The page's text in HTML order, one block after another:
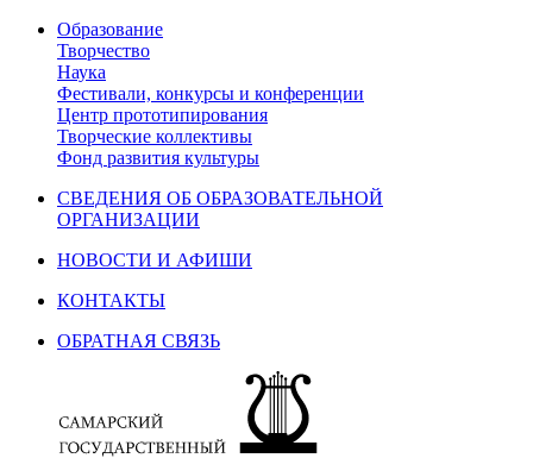
Образование
Творчество
Наука
Фестивали, конкурсы и конференции
Центр прототипирования
Творческие коллективы
Фонд развития культуры
СВЕДЕНИЯ ОБ ОБРАЗОВАТЕЛЬНОЙ
ОРГАНИЗАЦИИ
НОВОСТИ И АФИШИ
КОНТАКТЫ
ОБРАТНАЯ СВЯЗЬ